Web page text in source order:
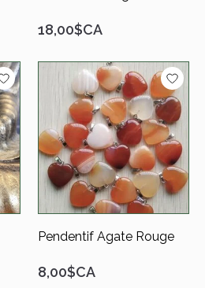
18,00$CA
8,00$CA
Pendentif Agate Rouge